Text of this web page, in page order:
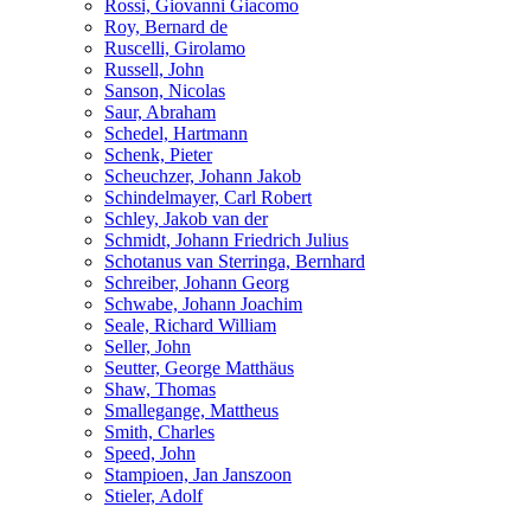
Rossi, Giovanni Giacomo
Roy, Bernard de
Ruscelli, Girolamo
Russell, John
Sanson, Nicolas
Saur, Abraham
Schedel, Hartmann
Schenk, Pieter
Scheuchzer, Johann Jakob
Schindelmayer, Carl Robert
Schley, Jakob van der
Schmidt, Johann Friedrich Julius
Schotanus van Sterringa, Bernhard
Schreiber, Johann Georg
Schwabe, Johann Joachim
Seale, Richard William
Seller, John
Seutter, George Matthäus
Shaw, Thomas
Smallegange, Mattheus
Smith, Charles
Speed, John
Stampioen, Jan Janszoon
Stieler, Adolf